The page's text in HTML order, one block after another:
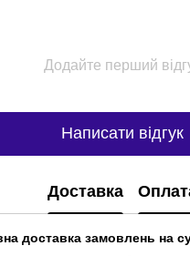
Додайте перший
Написати відгук
Доставка
доставка замовлень на